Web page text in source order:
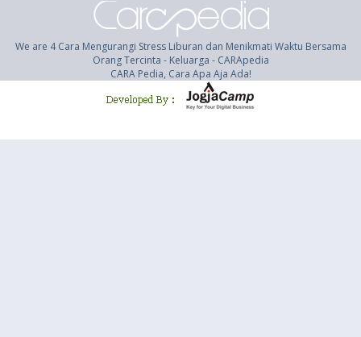
We are 4 Cara Mengurangi Stress Liburan dan Menikmati Waktu Bersama
Orang Tercinta - Keluarga - CARApedia
CARA Pedia, Cara Apa Aja Ada!